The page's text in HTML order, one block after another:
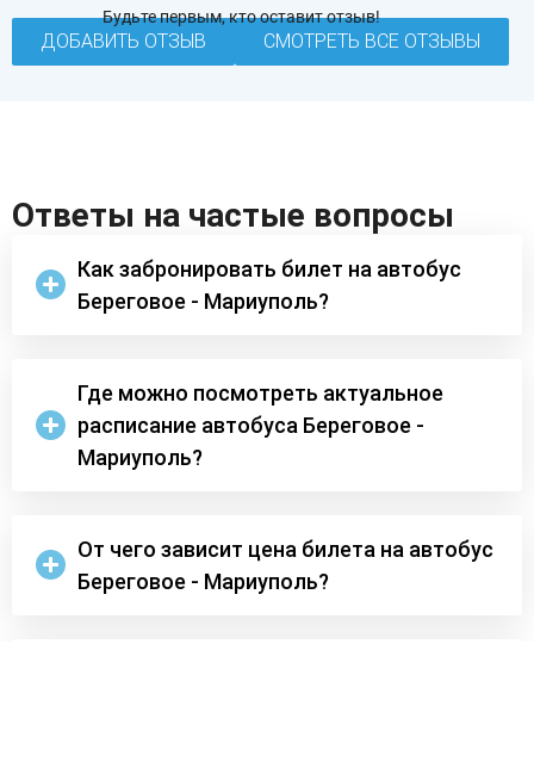
Будьте первым, кто оставит отзыв!
ДОБАВИТЬ ОТЗЫВ СМОТРЕТЬ ВСЕ ОТЗЫВЫ
Ответы на частые вопросы
Как забронировать билет на автобус
Береговое - Мариуполь?
Где можно посмотреть актуальное
расписание автобуса Береговое -
Мариуполь?
От чего зависит цена билета на автобус
Береговое - Мариуполь?